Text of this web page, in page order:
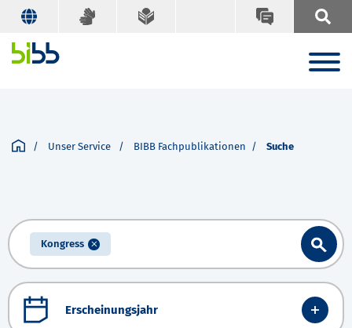
Unser Service BIBB Fachpublikationen Suche
Kongress
Erscheinungsjahr